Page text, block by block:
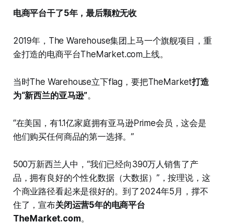
电商平台干了5年，最后颗粒无收
2019年，The Warehouse集团上马一个旗舰项目，重
金打造的电商平台TheMarket.com上线。
当时The Warehouse立下flag，要把TheMarket打造
为“新西兰的亚马逊”。
“在美国，有1.1亿家庭拥有亚马逊Prime会员，这会是
他们购买任何商品的第一选择。”
500万新西兰人中，“我们已经向390万人销售了产
品，拥有良好的个性化数据（大数据）”，按理说，这
个商业路径看起来是很好的。到了2024年5月，撑不
住了，宣布关闭运营5年的电商平台
TheMarket.com。